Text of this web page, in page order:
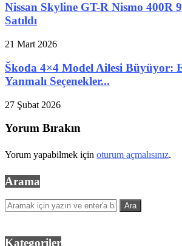
Nissan Skyline GT-R Nismo 400R
Satıldı
21 Mart 2026
Škoda 4×4 Model Ailesi Büyüyor:
Yanmalı Seçenekler...
27 Şubat 2026
Yorum Bırakın
Yorum yapabilmek için oturum açmalısınız.
Arama
Kategoriler